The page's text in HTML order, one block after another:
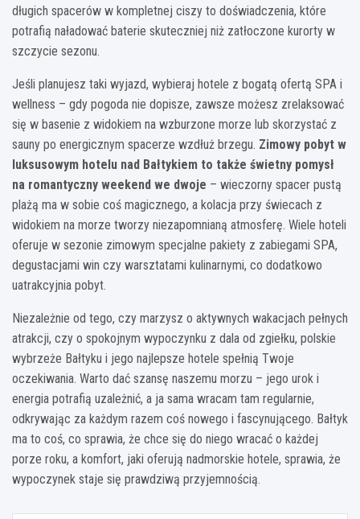
długich spacerów w kompletnej ciszy to doświadczenia, które
potrafią naładować baterie skuteczniej niż zatłoczone kurorty w
szczycie sezonu.
Jeśli planujesz taki wyjazd, wybieraj hotele z bogatą ofertą SPA i
wellness – gdy pogoda nie dopisze, zawsze możesz zrelaksować
się w basenie z widokiem na wzburzone morze lub skorzystać z
sauny po energicznym spacerze wzdłuż brzegu. Zimowy pobyt w
luksusowym hotelu nad Bałtykiem to także świetny pomysł
na romantyczny weekend we dwoje – wieczorny spacer pustą
plażą ma w sobie coś magicznego, a kolacja przy świecach z
widokiem na morze tworzy niezapomnianą atmosferę. Wiele hoteli
oferuje w sezonie zimowym specjalne pakiety z zabiegami SPA,
degustacjami win czy warsztatami kulinarnymi, co dodatkowo
uatrakcyjnia pobyt.
Niezależnie od tego, czy marzysz o aktywnych wakacjach pełnych
atrakcji, czy o spokojnym wypoczynku z dala od zgiełku, polskie
wybrzeże Bałtyku i jego najlepsze hotele spełnią Twoje
oczekiwania. Warto dać szansę naszemu morzu – jego urok i
energia potrafią uzależnić, a ja sama wracam tam regularnie,
odkrywając za każdym razem coś nowego i fascynującego. Bałtyk
ma to coś, co sprawia, że chce się do niego wracać o każdej
porze roku, a komfort, jaki oferują nadmorskie hotele, sprawia, że
wypoczynek staje się prawdziwą przyjemnością.